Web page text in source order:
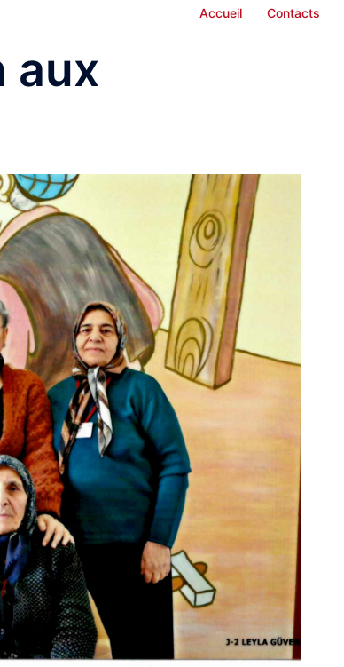
Accueil Contacts
aux